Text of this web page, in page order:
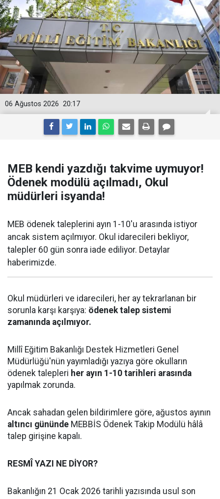
20:17
06 Ağustos 2026
MEB kendi yazdığı takvime uymuyor!
Ödenek modülü açılmadı, Okul
müdürleri isyanda!
MEB ödenek taleplerini ayın 1-10'u arasında istiyor
ancak sistem açılmıyor. Okul idarecileri bekliyor,
talepler 60 gün sonra iade ediliyor. Detaylar
haberimizde.
Okul müdürleri ve idarecileri, her ay tekrarlanan bir
sorunla karşı karşıya: ödenek talep sistemi
zamanında açılmıyor.
Millî Eğitim Bakanlığı Destek Hizmetleri Genel
Müdürlüğü'nün yayımladığı yazıya göre okulların
ödenek talepleri her ayın 1-10 tarihleri arasında
yapılmak zorunda.
Ancak sahadan gelen bildirimlere göre, ağustos ayının
altıncı gününde MEBBİS Ödenek Takip Modülü hâlâ
talep girişine kapalı.
RESMÎ YAZI NE DİYOR?
Bakanlığın 21 Ocak 2026 tarihli yazısında usul son